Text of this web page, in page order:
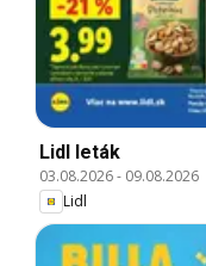
Lidl leták
03.08.2026- 09.08.2026
Lidl